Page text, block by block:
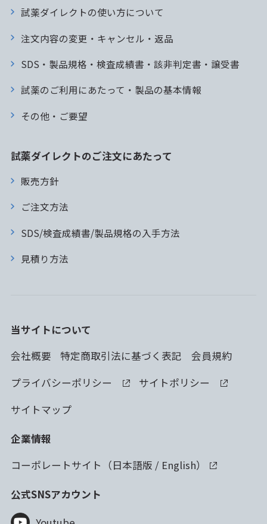
試薬ダイレクトの使い方について
注文内容の変更・キャンセル・返品
SDS・製品規格・検査成績書・該非判定書・譲受書
試薬のご利用にあたって・製品の基本情報
その他・ご要望
試薬ダイレクトのご注文にあたって
販売方針
ご注文方法
SDS/検査成績書/製品規格の入手方法
見積り方法
当サイトについて
会社概要
特定商取引法に基づく表記
会員規約
プライバシーポリシー
サイトポリシー
サイトマップ
企業情報
コーポレートサイト（日本語版 / English）
公式SNSアカウント